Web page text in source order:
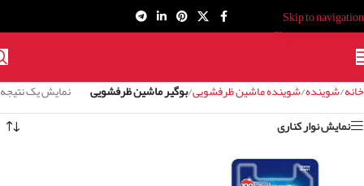
Skip to navigation
Skip to main content
خانه/شوینده/شوینده ماشین ظرفشویی/بوگیر ماشین ظرفشویی
نمایش یک نتیجه
نمایش نوار کناری